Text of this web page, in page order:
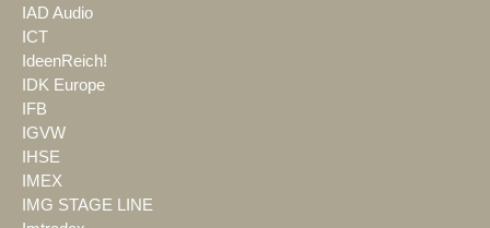
IAD Audio
ICT
IdeenReich!
IDK Europe
IFB
IGVW
IHSE
IMEX
IMG STAGE LINE